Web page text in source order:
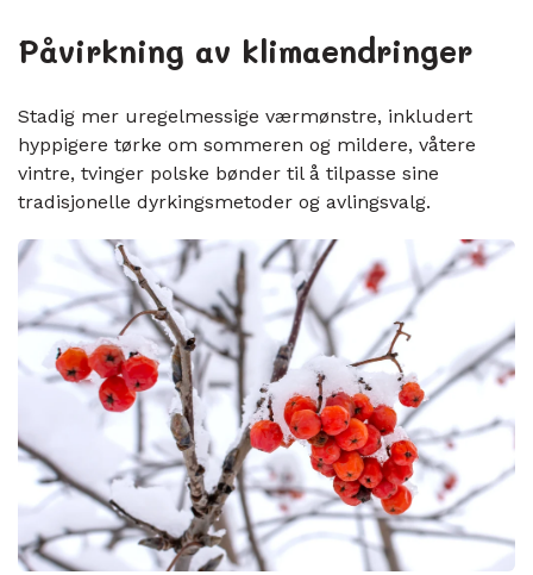
Påvirkning av klimaendringer
Stadig mer uregelmessige værmønstre, inkludert
hyppigere tørke om sommeren og mildere, våtere
vintre, tvinger polske bønder til å tilpasse sine
tradisjonelle dyrkingsmetoder og avlingsvalg.